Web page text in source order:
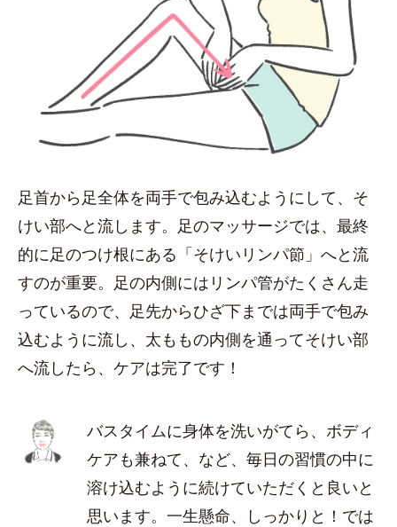
足首から足全体を両手で包み込むようにして、そ
けい部へと流します。足のマッサージでは、最終
的に足のつけ根にある「そけいリンパ節」へと流
すのが重要。足の内側にはリンパ管がたくさん走
っているので、足先からひざ下までは両手で包み
込むように流し、太ももの内側を通ってそけい部
へ流したら、ケアは完了です！
バスタイムに身体を洗いがてら、ボディ
ケアも兼ねて、など、毎日の習慣の中に
溶け込むように続けていただくと良いと
思います。一生懸命、しっかりと！では